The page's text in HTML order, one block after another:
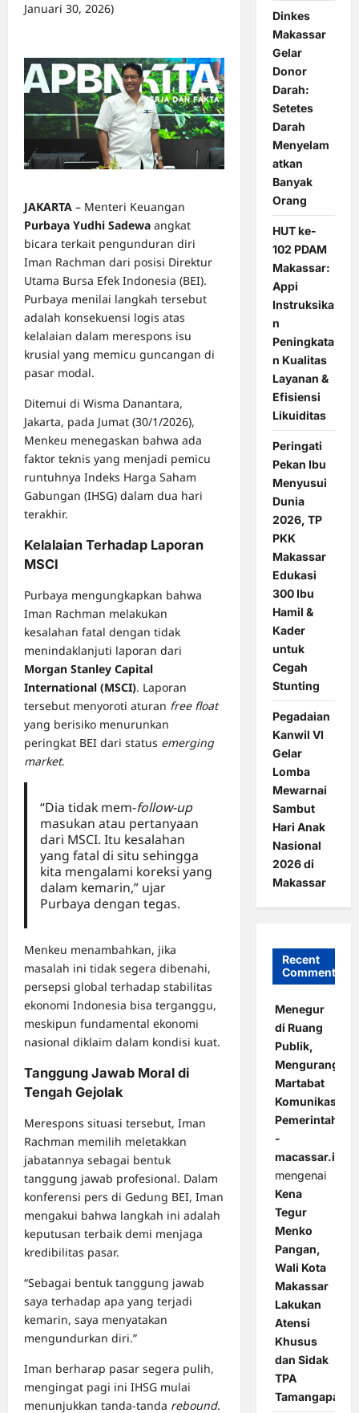
Januari 30, 2026)
JAKARTA – Menteri Keuangan
Purbaya Yudhi Sadewa angkat
bicara terkait pengunduran diri
Iman Rachman dari posisi Direktur
Utama Bursa Efek Indonesia (BEI).
Purbaya menilai langkah tersebut
adalah konsekuensi logis atas
kelalaian dalam merespons isu
krusial yang memicu guncangan di
pasar modal.
Ditemui di Wisma Danantara,
Jakarta, pada Jumat (30/1/2026),
Menkeu menegaskan bahwa ada
faktor teknis yang menjadi pemicu
runtuhnya Indeks Harga Saham
Gabungan (IHSG) dalam dua hari
terakhir.
Kelalaian Terhadap Laporan
MSCI
Purbaya mengungkapkan bahwa
Iman Rachman melakukan
kesalahan fatal dengan tidak
menindaklanjuti laporan dari
Morgan Stanley Capital
International (MSCI). Laporan
tersebut menyoroti aturan free float
yang berisiko menurunkan
peringkat BEI dari status emerging
market.
“Dia tidak mem-follow-up
masukan atau pertanyaan
dari MSCI. Itu kesalahan
yang fatal di situ sehingga
kita mengalami koreksi yang
dalam kemarin,” ujar
Purbaya dengan tegas.
Menkeu menambahkan, jika
masalah ini tidak segera dibenahi,
persepsi global terhadap stabilitas
ekonomi Indonesia bisa terganggu,
meskipun fundamental ekonomi
nasional diklaim dalam kondisi kuat.
Tanggung Jawab Moral di
Tengah Gejolak
Merespons situasi tersebut, Iman
Rachman memilih meletakkan
jabatannya sebagai bentuk
tanggung jawab profesional. Dalam
konferensi pers di Gedung BEI, Iman
mengakui bahwa langkah ini adalah
keputusan terbaik demi menjaga
kredibilitas pasar.
“Sebagai bentuk tanggung jawab
saya terhadap apa yang terjadi
kemarin, saya menyatakan
mengundurkan diri.”
Iman berharap pasar segera pulih,
mengingat pagi ini IHSG mulai
menunjukkan tanda-tanda rebound.
Dinkes
Makassar
Gelar
Donor
Darah:
Setetes
Darah
Menyelam
atkan
Banyak
Orang
HUT ke-
102 PDAM
Makassar:
Appi
Instruksika
n
Peningkata
n Kualitas
Layanan &
Efisiensi
Likuiditas
Peringati
Pekan Ibu
Menyusui
Dunia
2026, TP
PKK
Makassar
Edukasi
300 Ibu
Hamil &
Kader
untuk
Cegah
Stunting
Pegadaian
Kanwil VI
Gelar
Lomba
Mewarnai
Sambut
Hari Anak
Nasional
2026 di
Makassar
Recent
Comments
Menegur
di Ruang
Publik,
Mengurangi
Martabat
Komunikasi
Pemerintahan
-
macassar.id
mengenai
Kena
Tegur
Menko
Pangan,
Wali Kota
Makassar
Lakukan
Atensi
Khusus
dan Sidak
TPA
Tamangapa